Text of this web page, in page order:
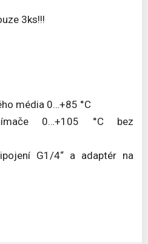
3ks!!!
média 0…+85 °C
0…+105 °C bez
G1/4“ a adaptér na